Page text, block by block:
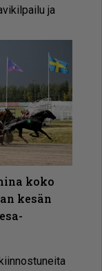
ja
koko
kesän